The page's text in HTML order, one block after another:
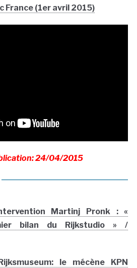
France (1er avril 2015)
24/04/2015
Martinj Pronk : «
bilan du Rijkstudio » /
le mécène KPN